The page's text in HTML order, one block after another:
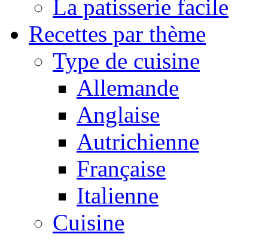
La patisserie facile
Recettes par thème
Type de cuisine
Allemande
Anglaise
Autrichienne
Française
Italienne
Cuisine